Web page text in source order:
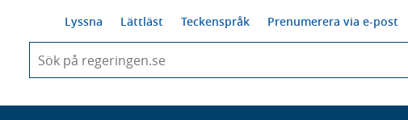
Lyssna Lättläst Teckenspråk Prenumerera via e-post
du
skriva